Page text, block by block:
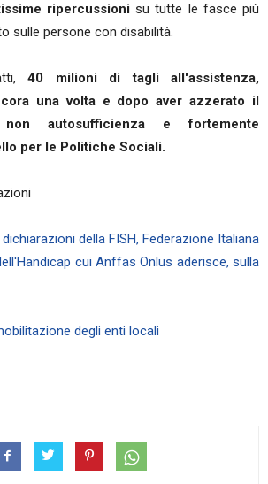
ripercussionisu tutte le fasce più
sulle persone con disabilità.
40 milioni di tagli all'assistenza,
una volta e dopo aver azzerato il
autosufficienza e fortemente
per le Politiche Sociali.
della FISH, Federazione Italiana
cui Anffas Onlus aderisce, sulla
degli enti locali